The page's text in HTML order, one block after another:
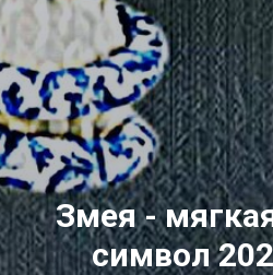
Змея -
символ